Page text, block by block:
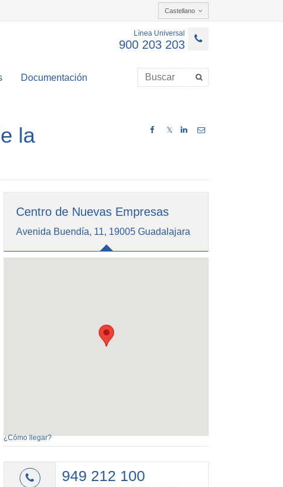
Castellano
Línea Universal
900 203 203
Documentación
𝕏
la
Centro de Nuevas Empresas
Avenida Buendía, 11, 19005 Guadalajara
¿Cómo llegar?
949 212 100